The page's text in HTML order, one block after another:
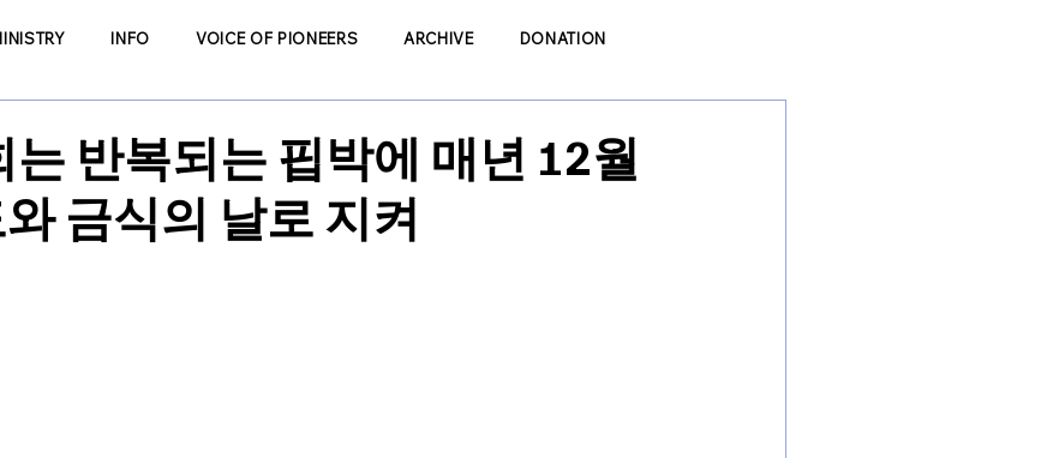
INFO VOICE OF PIONEERS ARCHIVE DONATION
는 반복되는 핍박에 매년 12월
금식의 날로 지켜